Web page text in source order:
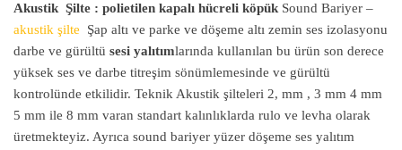
Akustik Şilte : polietilen kapalı hücreli köpük Sound Bariyer –
akustik şilte Şap altı ve parke ve döşeme altı zemin ses izolasyonu
darbe ve gürültü sesi yalıtımlarında kullanılan bu ürün son derece
yüksek ses ve darbe titreşim sönümlemesinde ve gürültü
kontrolünde etkilidir. Teknik Akustik şilteleri 2, mm , 3 mm 4 mm
5 mm ile 8 mm varan standart kalınlıklarda rulo ve levha olarak
üretmekteyiz. Ayrıca sound bariyer yüzer döşeme ses yalıtım